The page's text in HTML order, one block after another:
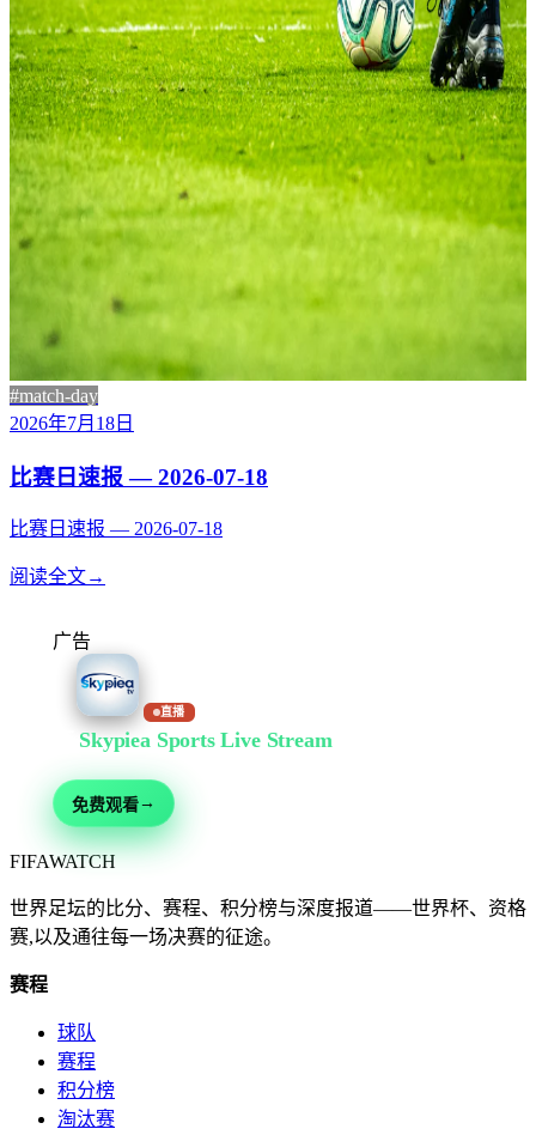
#match-day
2026年7月18日
比赛日速报 — 2026-07-18
比赛日速报 — 2026-07-18
阅读全文→
广告
直播
Skypiea Sports Live Stream免费观看
免费观看→
FIFAWATCH
世界足坛的比分、赛程、积分榜与深度报道——世界杯、资格
赛,以及通往每一场决赛的征途。
赛程
球队
赛程
积分榜
淘汰赛